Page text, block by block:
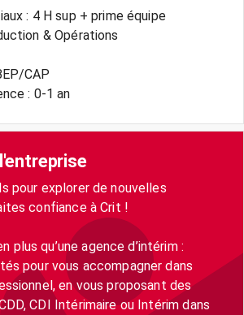
: 4 H sup + prime équipe
& Opérations
CAP
: 0-1 an
pour explorer de nouvelles
confiance à Crit !
plus qu’une agence d’intérim :
pour vous accompagner dans
en vous proposant des
CDI Intérimaire ou Intérim dans